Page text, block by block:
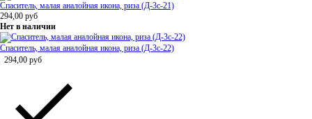
Спаситель, малая аналойная икона, риза (Д-3с-21)
294,00 руб
Нет в наличии
Спаситель, малая аналойная икона, риза (Д-3с-22)
294,00 руб